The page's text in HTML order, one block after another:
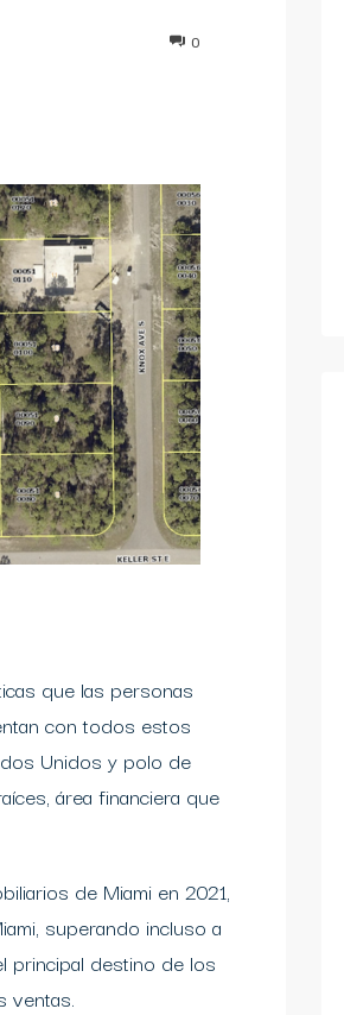
que las personas
con todos estos
Unidos y polo de
área financiera que
de Miami en 2021,
superando incluso a
principal destino de los
ventas.